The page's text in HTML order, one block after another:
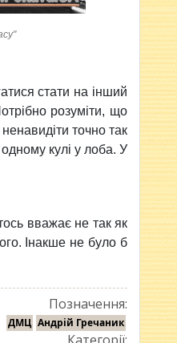
стати на інший
розуміти, що
точно так
кулі у лоба. У
вважає не так як
Інакше не було б
Позначення:
ДМЦ Андрій Гречаник